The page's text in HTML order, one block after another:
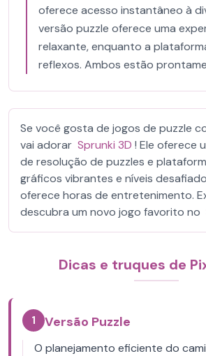
oferece acesso instantâneo à
versão puzzle oferece uma
relaxante, enquanto a
reflexos. Ambos estão
Se você gosta de jogos de puzzle
vai adorar Sprunki 3D ! Ele oferece
de resolução de puzzles e
gráficos vibrantes e níveis
oferece horas de entretenimento.
descubra um novo jogo favorito no
Dicas e truques de
1 Versão Puzzle
O planejamento eficiente do